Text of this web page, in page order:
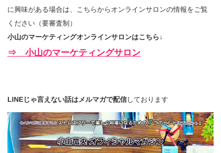
に興味がある場合は、こちらからオンラインサロンの情報をご覧
ください（要審査制）
小山のマーケティングオンラインサロンはこちら↓
⇒ 小山のマーケティングサロン
LINEじゃ言えない話はメルマガで配信しております